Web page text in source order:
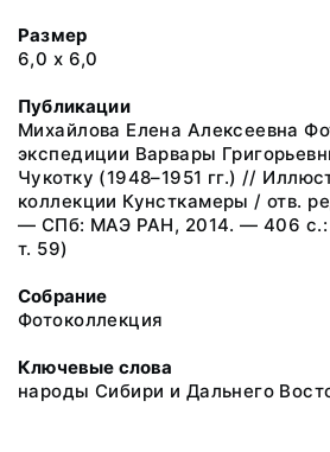
Размер
6,0 х 6,0
Публикации
Михайлова Елена Алексеевна
экспедиции Варвары
Чукотку (1948–1951 гг.) //
коллекции Кунсткамеры / отв.
— СПб: МАЭ РАН, 2014. — 406 с.:
т. 59)
Собрание
Фотоколлекция
Ключевые слова
народы Сибири и Дальнего